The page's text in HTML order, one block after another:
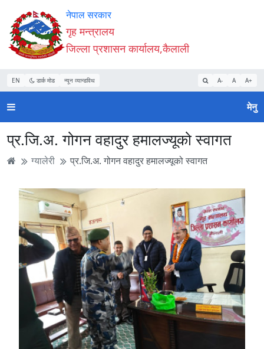
Accessibility
Mode
सुरु
गर्नुहोस्
सामाग्री
पढ्नुहाेस्
नेभिगेसन
पढ्नुहाेस्
वेबसाइट
खोजमा
जानुहोस्
नेपाल सरकार
गृह मन्त्रालय
जिल्ला प्रशासन कार्यालय,कैलाली
EN डार्क मोड न्यून व्यान्डविथ A- A A+
मेनु
प्र.जि.अ. गोगन वहादुर हमालज्यूको स्वागत
ग्यालेरी प्र.जि.अ. गोगन वहादुर हमालज्यूको स्वागत